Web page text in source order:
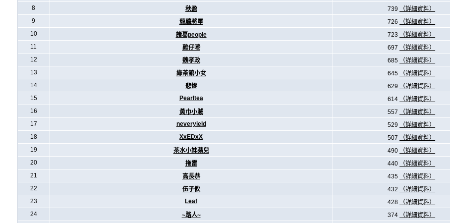
8
秋盈 739 （詳細資料）
9
龍驤將軍 726 （詳細資料）
10
諸葛people 723 （詳細資料）
11
雞仔嘜 697 （詳細資料）
12
魏孝政 685 （詳細資料）
13
綠茶館小女 645 （詳細資料）
14
悲慘 629 （詳細資料）
15
Pearltea 614 （詳細資料）
16
黃巾小賊 557 （詳細資料）
17
neveryield 529 （詳細資料）
18
XxEDxX 507 （詳細資料）
19
茶水小妹蘋兒 490 （詳細資料）
20
拖雷 440 （詳細資料）
21
高長恭 435 （詳細資料）
22
伍子攸 432 （詳細資料）
23
Leaf 428 （詳細資料）
24
~路人~ 374 （詳細資料）